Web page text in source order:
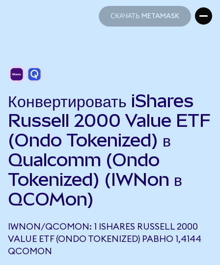
СКАЧАТЬ METAMASK
Конвертировать iShares
Russell 2000 Value ETF
(Ondo Tokenized) в
Qualcomm (Ondo
Tokenized) (IWNon в
QCOMon)
IWNON/QCOMON: 1 ISHARES RUSSELL 2000
VALUE ETF (ONDO TOKENIZED) РАВНО 1,4144
QCOMON